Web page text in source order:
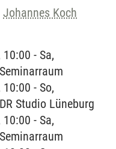
Johannes Koch
- Sa,
- So,
Studio Lüneburg
- Sa,